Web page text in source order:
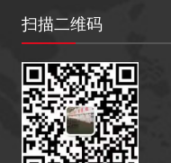
扫描二维码